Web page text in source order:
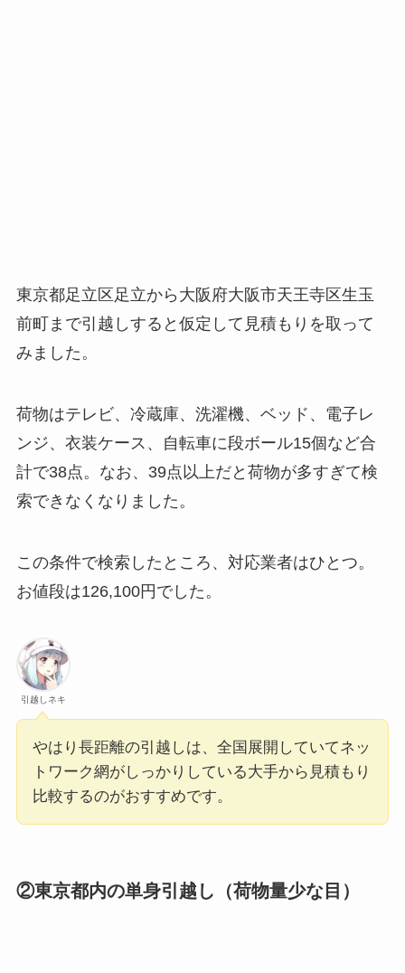
東京都足立区足立から大阪府大阪市天王寺区生玉
前町まで引越しすると仮定して見積もりを取って
みました。
荷物はテレビ、冷蔵庫、洗濯機、ベッド、電子レ
ンジ、衣装ケース、自転車に段ボール15個など合
計で38点。なお、39点以上だと荷物が多すぎて検
索できなくなりました。
この条件で検索したところ、対応業者はひとつ。
お値段は126,100円でした。
引越しネキ
やはり長距離の引越しは、全国展開していてネッ
トワーク網がしっかりしている大手から見積もり
比較するのがおすすめです。
②東京都内の単身引越し（荷物量少な目）